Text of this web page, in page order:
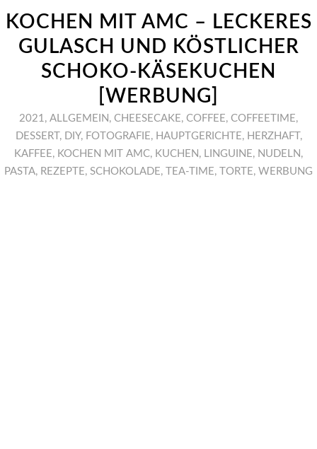
KOCHEN MIT AMC – LECKERES
GULASCH UND KÖSTLICHER
SCHOKO-KÄSEKUCHEN
[WERBUNG]
2021 , ALLGEMEIN , CHEESECAKE , COFFEE , COFFEETIME ,
DESSERT , DIY, FOTOGRAFIE , HAUPTGERICHTE , HERZHAFT ,
KAFFEE , KOCHEN MIT AMC, KUCHEN , LINGUINE , NUDELN ,
PASTA, REZEPTE , SCHOKOLADE , TEA-TIME , TORTE , WERBUNG